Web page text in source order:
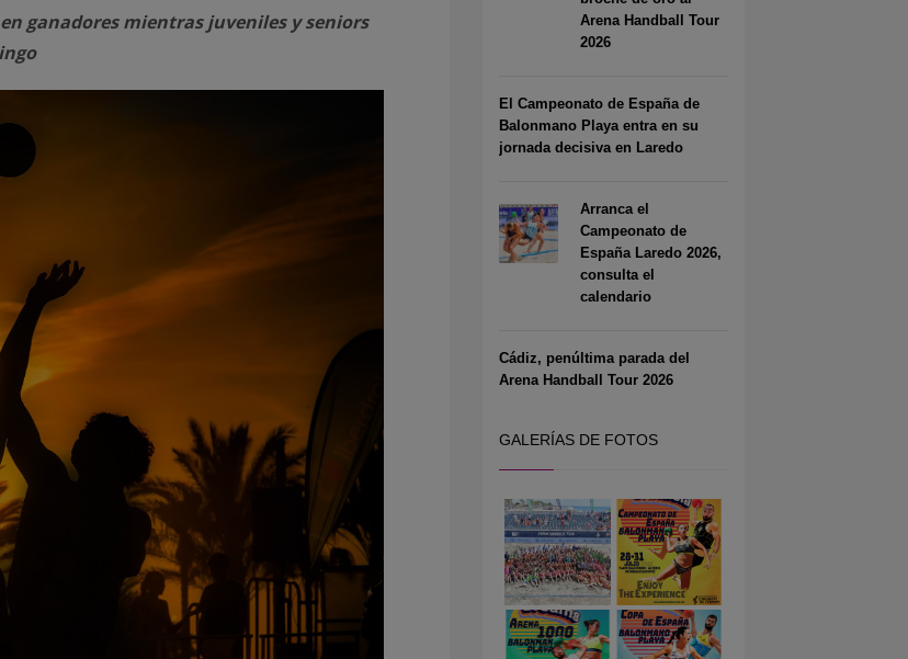
ganadores mientras juveniles y seniors
Arena Handball Tour
2026
El Campeonato de España de
Balonmano Playa entra en su
jornada decisiva en Laredo
Arranca el
Campeonato de
España Laredo 2026,
consulta el
calendario
Cádiz, penúltima parada del
Arena Handball Tour 2026
GALERÍAS DE FOTOS